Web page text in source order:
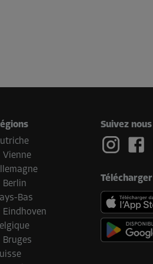
Vienne
Berlin
Bas
Eindhoven
Bruges
Suivez nous
Télécharger